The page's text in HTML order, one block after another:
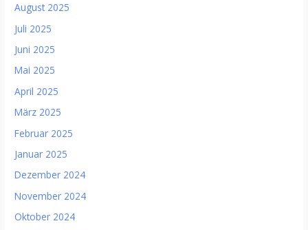
August 2025
Juli 2025
Juni 2025
Mai 2025
April 2025
März 2025
Februar 2025
Januar 2025
Dezember 2024
November 2024
Oktober 2024